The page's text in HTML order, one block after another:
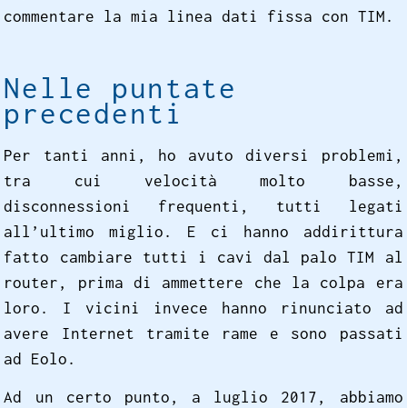
commentare la mia linea dati fissa con TIM.
Nelle puntate
precedenti
Per tanti anni, ho avuto diversi problemi,
tra cui velocità molto basse,
disconnessioni frequenti, tutti legati
all’ultimo miglio. E ci hanno addirittura
fatto cambiare tutti i cavi dal palo TIM al
router, prima di ammettere che la colpa era
loro. I vicini invece hanno rinunciato ad
avere Internet tramite rame e sono passati
ad Eolo.
Ad un certo punto, a luglio 2017, abbiamo